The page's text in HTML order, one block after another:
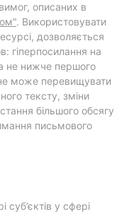
описаних в
. Використовувати
дозволяється
гіперпосилання на
не нижче першого
може перевищувати
тексту, зміни
більшого обсягу
письмового
суб’єктів у сфері